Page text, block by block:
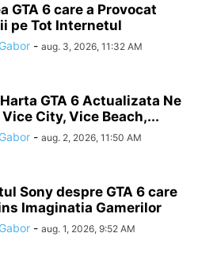
GTA 6 care a Provocat
pe Tot Internetul
- aug. 3, 2026, 11:32 AM
GTA 6 Actualizata Ne
City, Vice Beach,...
- aug. 2, 2026, 11:50 AM
Sony despre GTA 6 care
Imaginatia Gamerilor
- aug. 1, 2026, 9:52 AM